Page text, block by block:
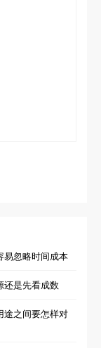
易忽略时间成本
还是先看成数
途之间要怎样对